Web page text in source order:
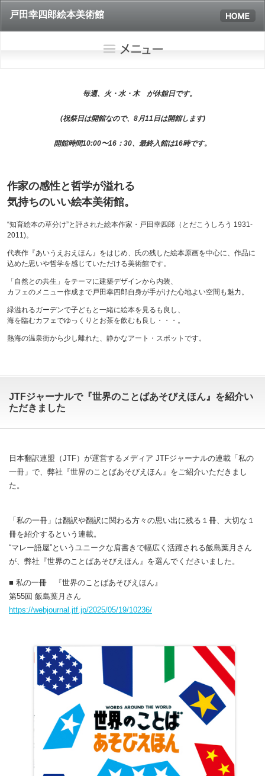
戸田幸四郎絵本美術館
毎週、火・水・木 が休館日です。
(祝祭日は開館なので、8月11日は開館します)
開館時間10:00〜16：30、最終入館は16時です。
作家の感性と哲学が溢れる
気持ちのいい絵本美術館。
“知育絵本の草分け”と評された絵本作家・戸田幸四郎（とだこうしろう 1931-
2011)。
代表作『あいうえおえほん』をはじめ、氏の残した絵本原画を中心に、作品に
込めた思いや哲学を感じていただける美術館です。
「自然との共生」をテーマに建築デザインから内装、
カフェのメニュー作成まで戸田幸四郎自身が手がけた心地よい空間も魅力。
緑溢れるガーデンで子どもと一緒に絵本を見るも良し、
海を臨むカフェでゆっくりとお茶を飲むも良し・・・。
熱海の温泉街から少し離れた、静かなアート・スポットです。
JTFジャーナルで『世界のことばあそびえほん』を紹介い
ただきました
日本翻訳連盟（JTF）が運営するメディア JTFジャーナルの連載「私の
一冊」で、弊社『世界のことばあそびえほん』をご紹介いただきまし
た。
「私の一冊」は翻訳や翻訳に関わる方々の思い出に残る１冊、大切な１
冊を紹介するという連載。
“マレー語屋”というユニークな肩書きで幅広く活躍される飯島葉月さん
が、弊社『世界のことばあそびえほん』を選んでくださいました。
■ 私の一冊 『世界のことばあそびえほん』
第55回 飯島葉月さん
https://webjournal.jtf.jp/2025/05/19/10236/